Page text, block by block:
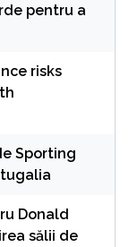
pentru a
risks
Sporting
Donald
sălii de